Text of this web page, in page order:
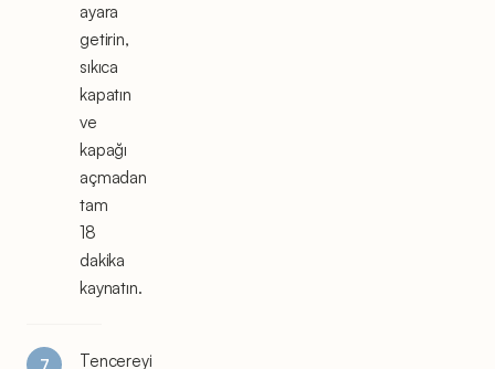
ayara
getirin,
sıkıca
kapatın
ve
kapağı
açmadan
tam
18
dakika
kaynatın.
Tencereyi